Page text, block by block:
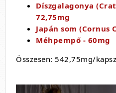
Díszgalagonya
72,75mg
Japán som (Cornus
Méhpempő - 60mg
Összesen: 542,75mg/